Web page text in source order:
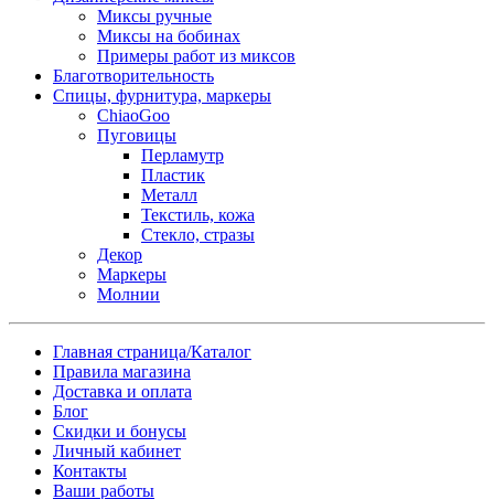
Миксы ручные
Миксы на бобинах
Примеры работ из миксов
Благотворительность
Спицы, фурнитура, маркеры
ChiaoGoo
Пуговицы
Перламутр
Пластик
Металл
Текстиль, кожа
Стекло, стразы
Декор
Маркеры
Молнии
Главная страница/Каталог
Правила магазина
Доставка и оплата
Блог
Скидки и бонусы
Личный кабинет
Контакты
Ваши работы